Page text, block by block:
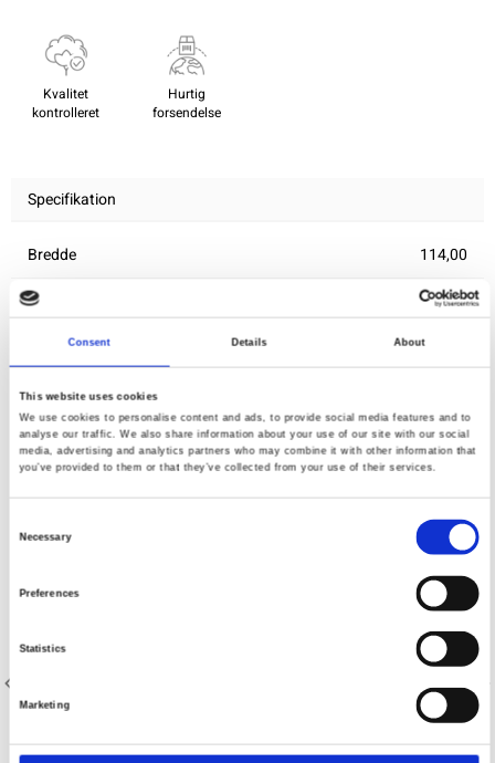
Consent Details About
This website uses cookies
We use cookies to personalise content and ads, to provide social media features and to
analyse our traffic. We also share information about your use of our site with our social
media, advertising and analytics partners who may combine it with other information that
you’ve provided to them or that they’ve collected from your use of their services.
Necessary
Preferences
Statistics
Marketing
Kvalitet
kontrolleret
Hurtig
forsendelse
Specifikation
Bredde
114,00
Materiale
100% bomuld
Vægt pr. kvadratmeter (m2)
0,111 Kg.
Du vil måske også synes om
Varenr.: 8200-056 Varenr.: 8200-338